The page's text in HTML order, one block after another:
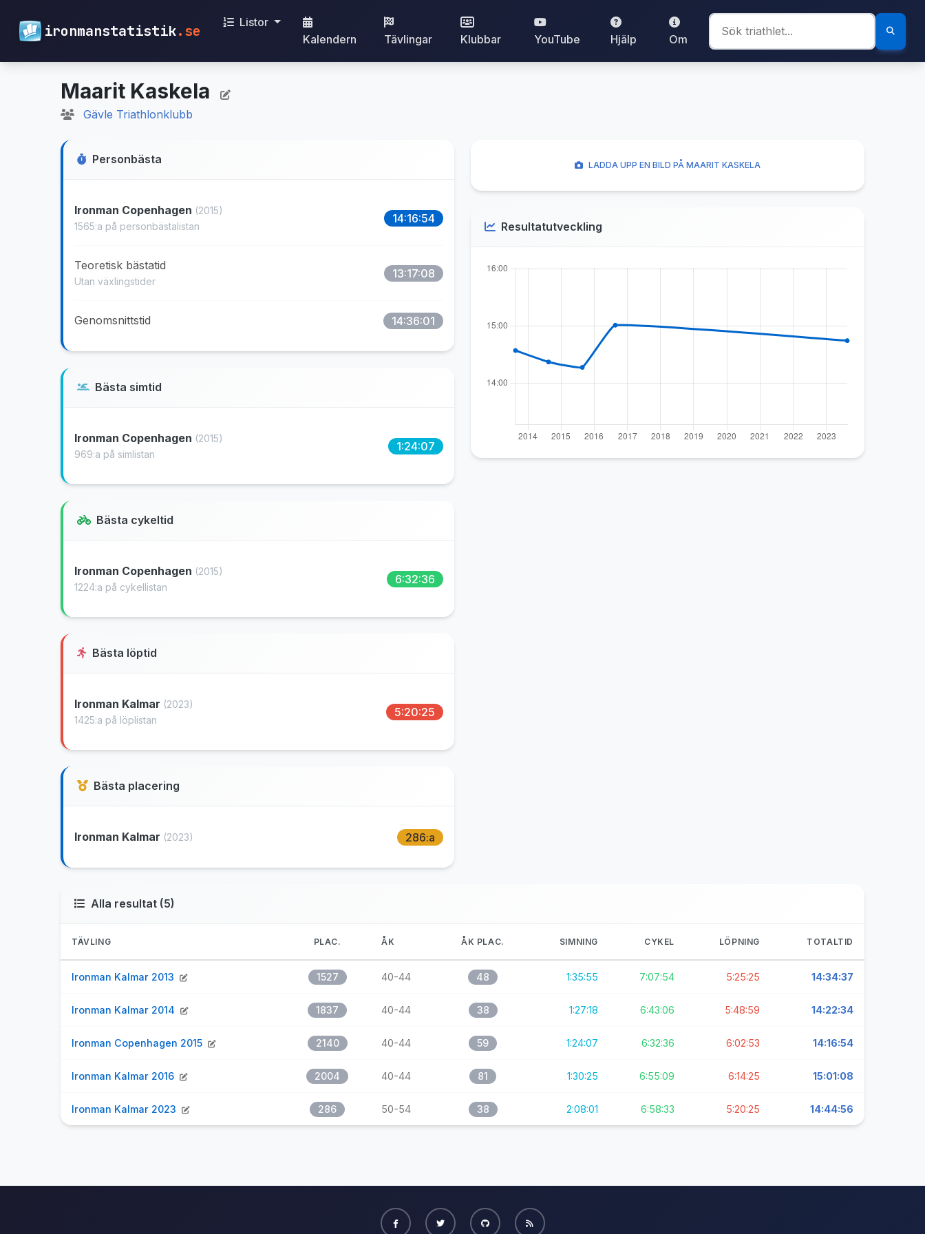
ironmanstatistik.se
Listor
Kalendern
Tävlingar Klubbar YouTube Hjälp Om
Maarit Kaskela
Gävle Triathlonklubb
Personbästa
Ironman Copenhagen (2015)
1565:a på personbästalistan
14:16:54
Teoretisk bästatid
Utan växlingstider
13:17:08
Genomsnittstid 14:36:01
Bästa simtid
Ironman Copenhagen (2015)
969:a på simlistan
1:24:07
Bästa cykeltid
Ironman Copenhagen (2015)
1224:a på cykellistan
6:32:36
Bästa löptid
Ironman Kalmar (2023)
1425:a på löplistan
5:20:25
Bästa placering
Ironman Kalmar (2023) 286:a
LADDA UPP EN BILD PÅ MAARIT KASKELA
Resultatutveckling
Alla resultat (5)
TÄVLING PLAC. ÅK ÅK PLAC. SIMNING CYKEL LÖPNING TOTALTID
Ironman Kalmar 2013 1527 40-44 48 1:35:55 7:07:54 5:25:25 14:34:37
Ironman Kalmar 2014 1837 40-44 38 1:27:18 6:43:06 5:48:59 14:22:34
Ironman Copenhagen 2015 2140 40-44 59 1:24:07 6:32:36 6:02:53 14:16:54
Ironman Kalmar 2016 2004 40-44 81 1:30:25 6:55:09 6:14:25 15:01:08
Ironman Kalmar 2023 286 50-54 38 2:08:01 6:58:33 5:20:25 14:44:56